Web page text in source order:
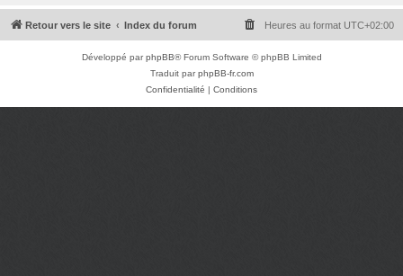
Retour vers le site Index du forum Heures au format UTC+02:00
Développé parphpBB® Forum Software © phpBB Limited
Traduit parphpBB-fr.com
Confidentialité | Conditions